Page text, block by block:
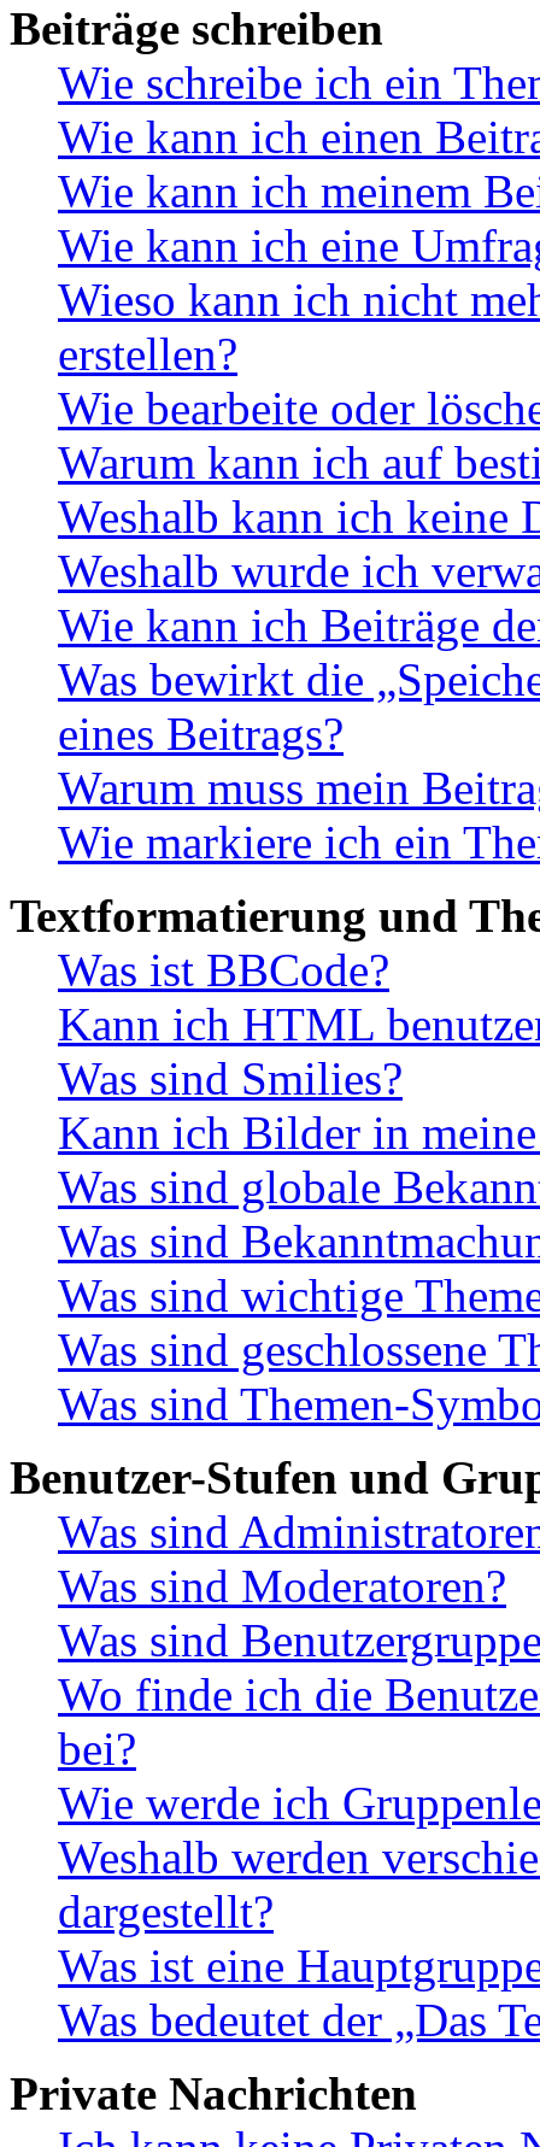
Beiträge schreiben
Wie schreibe ich ein
Wie kann ich einen
Wie kann ich meinem
Wie kann ich eine
Wieso kann ich nicht
erstellen?
Wie bearbeite oder
Warum kann ich auf
Weshalb kann ich keine
Weshalb wurde ich
Wie kann ich Beiträge
Was bewirkt die
eines Beitrags?
Warum muss mein
Wie markiere ich ein
Textformatierung und
Was ist BBCode?
Kann ich HTML
Was sind Smilies?
Kann ich Bilder in
Was sind globale
Was sind
Was sind wichtige
Was sind geschlossene
Was sind Themen-
Benutzer-Stufen und
Was sind
Was sind Moderatoren?
Was sind
Wo finde ich die
bei?
Wie werde ich
Weshalb werden
dargestellt?
Was ist eine
Was bedeutet der „Das
Private Nachrichten